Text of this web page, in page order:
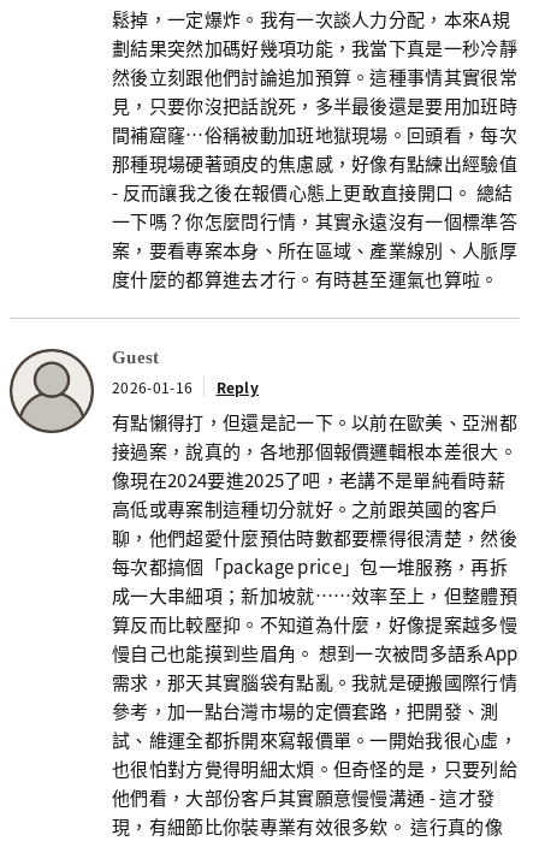
鬆掉，一定爆炸。我有一次談人力分配，本來A規
劃結果突然加碼好幾項功能，我當下真是一秒冷靜
然後立刻跟他們討論追加預算。這種事情其實很常
見，只要你沒把話說死，多半最後還是要用加班時
間補窟窿…俗稱被動加班地獄現場。回頭看，每次
那種現場硬著頭皮的焦慮感，好像有點練出經驗值
- 反而讓我之後在報價心態上更敢直接開口。 總結
一下嗎？你怎麼問行情，其實永遠沒有一個標準答
案，要看專案本身、所在區域、產業線別、人脈厚
度什麼的都算進去才行。有時甚至運氣也算啦。
Guest
2026-01-16 Reply
有點懶得打，但還是記一下。以前在歐美、亞洲都
接過案，說真的，各地那個報價邏輯根本差很大。
像現在2024要進2025了吧，老講不是單純看時薪
高低或專案制這種切分就好。之前跟英國的客戶
聊，他們超愛什麼預估時數都要標得很清楚，然後
每次都搞個「package price」包一堆服務，再拆
成一大串細項；新加坡就……效率至上，但整體預
算反而比較壓抑。不知道為什麼，好像提案越多慢
慢自己也能摸到些眉角。 想到一次被問多語系App
需求，那天其實腦袋有點亂。我就是硬搬國際行情
參考，加一點台灣市場的定價套路，把開發、測
試、維運全都拆開來寫報價單。一開始我很心虛，
也很怕對方覺得明細太煩。但奇怪的是，只要列給
他們看，大部份客戶其實願意慢慢溝通 - 這才發
現，有細節比你裝專業有效很多欸。 這行真的像